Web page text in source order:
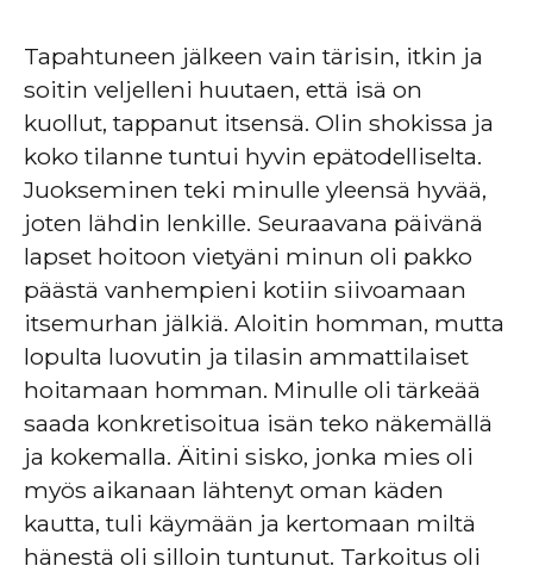
Tapahtuneen jälkeen vain tärisin, itkin ja
soitin veljelleni huutaen, että isä on
kuollut, tappanut itsensä. Olin shokissa ja
koko tilanne tuntui hyvin epätodelliselta.
Juokseminen teki minulle yleensä hyvää,
joten lähdin lenkille. Seuraavana päivänä
lapset hoitoon vietyäni minun oli pakko
päästä vanhempieni kotiin siivoamaan
itsemurhan jälkiä. Aloitin homman, mutta
lopulta luovutin ja tilasin ammattilaiset
hoitamaan homman. Minulle oli tärkeää
saada konkretisoitua isän teko näkemällä
ja kokemalla. Äitini sisko, jonka mies oli
myös aikanaan lähtenyt oman käden
kautta, tuli käymään ja kertomaan miltä
hänestä oli silloin tuntunut. Tarkoitus oli